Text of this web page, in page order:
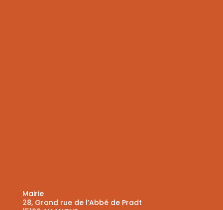
Mairie
28, Grand rue de l’Abbé de Pradt